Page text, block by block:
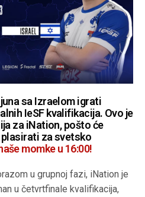
sa Izraelom igrati
IeSF kvalifikacija. Ovo je
za iNation, pošto će
za svetsko
momke u 16:00!
u grupnoj fazi, iNation je
u četvrtfinale kvalifikacija,